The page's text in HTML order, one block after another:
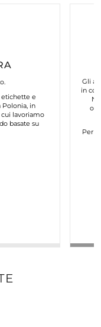
etichette e
Polonia, in
lavoriamo
basate su
Gli
in
Per